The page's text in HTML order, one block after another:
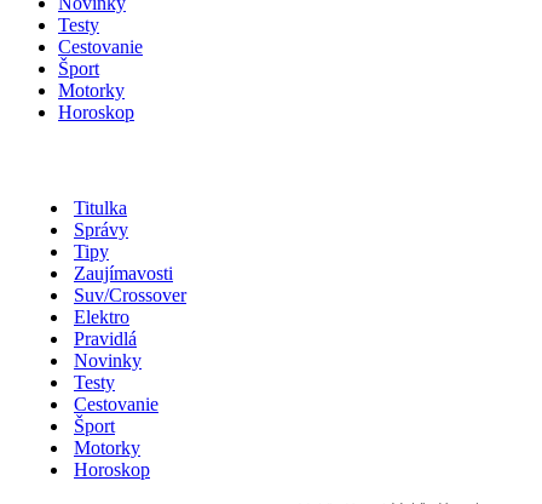
Testy
Cestovanie
Šport
Motorky
Horoskop
Titulka
Správy
Tipy
Zaujímavosti
Suv/Crossover
Elektro
Pravidlá
Novinky
Testy
Cestovanie
Šport
Motorky
Horoskop